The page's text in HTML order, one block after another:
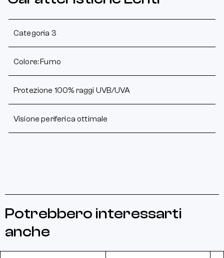
Categoria 3
Colore: Fumo
Protezione 100% raggi UVB/UVA
Visione periferica ottimale
Potrebbero interessarti
anche